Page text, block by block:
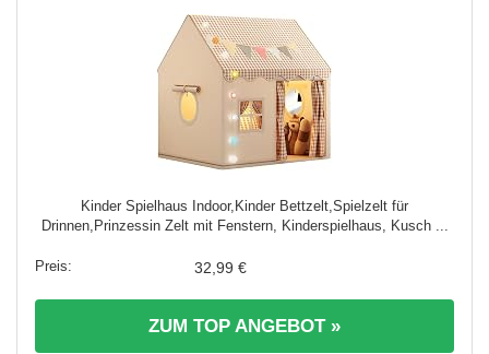
Kinder Spielhaus Indoor,Kinder Bettzelt,Spielzelt für
Drinnen,Prinzessin Zelt mit Fenstern, Kinderspielhaus, Kusch ...
32,99 €
ZUM TOP ANGEBOT »